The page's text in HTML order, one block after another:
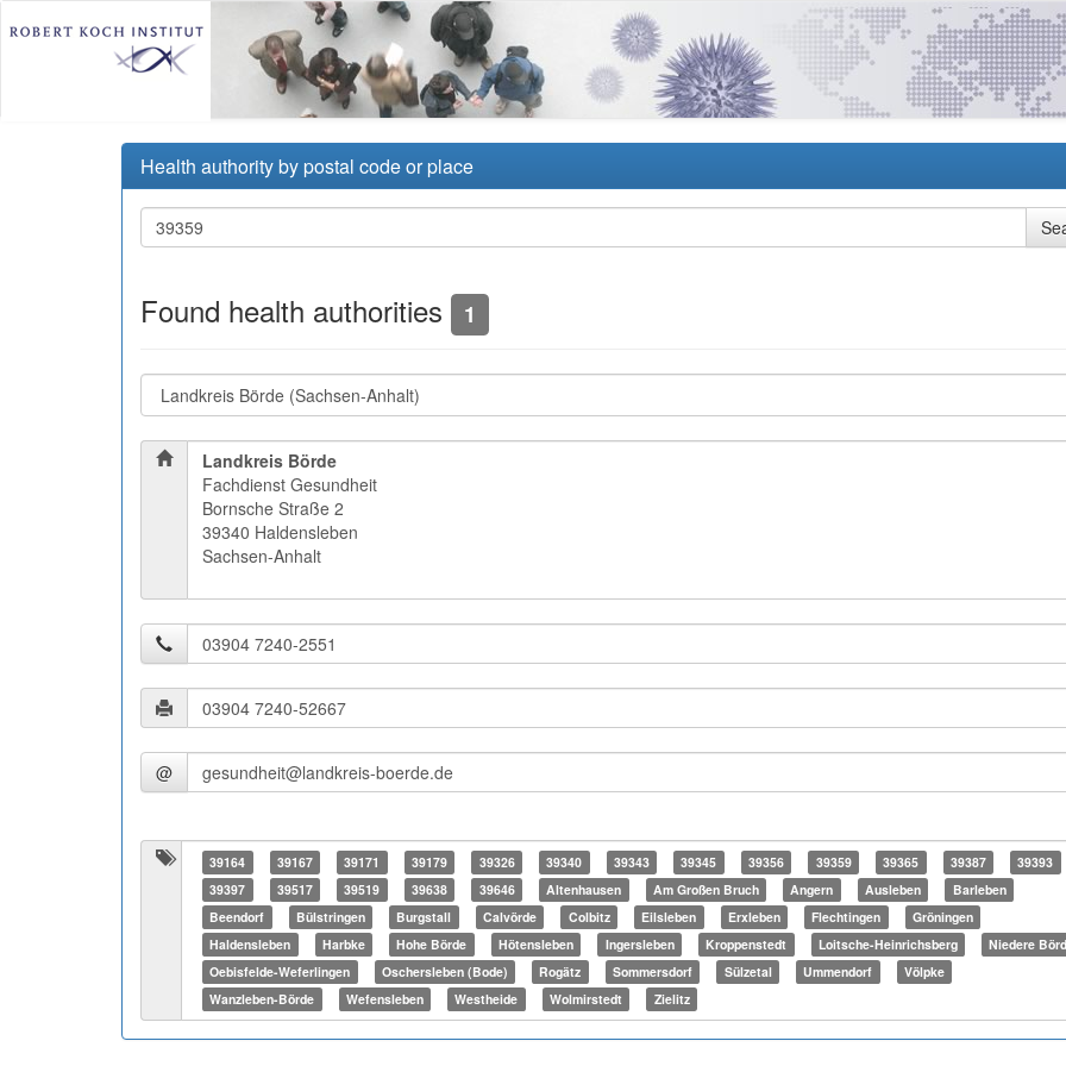
Health authority by postal code or place
Found health authorities 1
Landkreis Börde
Fachdienst Gesundheit
Bornsche Straße 2
39340 Haldensleben
Sachsen-Anhalt
@
39164 39167 39171 39179 39326 39340 39343 39345 39356 39359 39365 39387
39393
39397
39517 39519 39638 39646 Altenhausen Am Großen Bruch Angern Ausleben
Barleben
Beendorf
Bülstringen Burgstall Calvörde Colbitz Eilsleben Erxleben Flechtingen
Gröningen
Haldensleben
Harbke Hohe Börde Hötensleben Ingersleben Kroppenstedt Loitsche-Heinrichsberg
Niedere
Oebisfelde-Weferlingen
Oschersleben (Bode) Rogätz Sommersdorf Sülzetal Ummendorf
Völpke
Wanzleben-Börde
Wefensleben Westheide Wolmirstedt Zielitz